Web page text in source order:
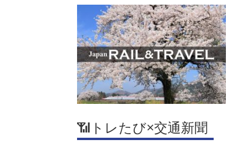
📶トレたび×交通新聞